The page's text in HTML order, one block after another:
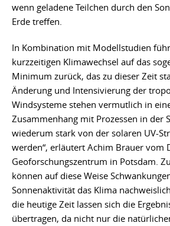
wenn geladene Teilchen durch den
Erde treffen.
In Kombination mit Modellstudien
kurzzeitigen Klimawechsel auf das
Minimum zurück, das zu dieser Zeit
Änderung und Intensivierung der
Windsysteme stehen vermutlich in
Zusammenhang mit Prozessen in der
wiederum stark von der solaren UV-
werden“, erläutert Achim Brauer vom
Geoforschungszentrum in Potsdam.
können auf diese Weise
Sonnenaktivität das Klima
die heutige Zeit lassen sich die
übertragen, da nicht nur die